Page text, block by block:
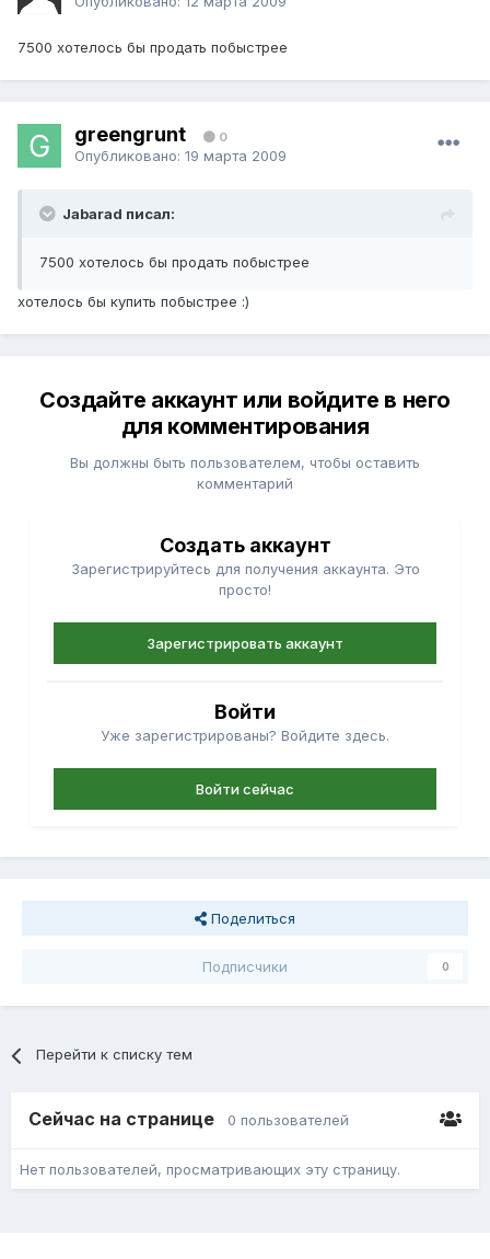
7500 хотелось бы продать побыстрее
greengrunt 0
Опубликовано: 19 марта 2009
Jabarad писал:
7500 хотелось бы продать побыстрее
хотелось бы купить побыстрее :)
Создайте аккаунт или войдите в него
для комментирования
Вы должны быть пользователем, чтобы оставить
комментарий
Создать аккаунт
Зарегистрируйтесь для получения аккаунта. Это
просто!
Зарегистрировать аккаунт
Войти
Уже зарегистрированы? Войдите здесь.
Войти сейчас
Поделиться
Подписчики 0
Перейти к списку тем
Сейчас на странице 0 пользователей
Нет пользователей, просматривающих эту страницу.